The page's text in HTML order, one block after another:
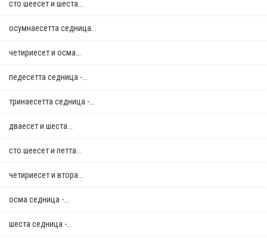
сто шеесет и шеста...
осумнaесетта седница...
четириесет и осма...
педесетта седница -...
тринаесетта седница -...
дваесет и шеста...
сто шеесет и петта...
четириесет и втора...
осма седница -...
шеста седница -...